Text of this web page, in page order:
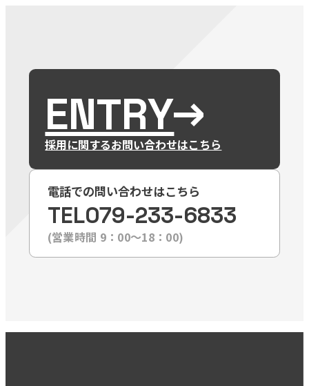
ENTRY
採用に関するお問い合わせはこちら
電話での問い合わせはこちら
TEL079-233-6833
(営業時間 9：00〜18：00)